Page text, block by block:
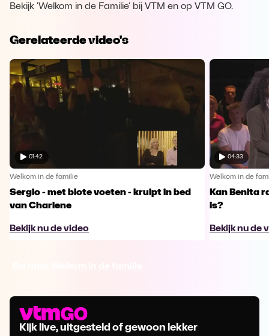
Bekijk 'Welkom in de Familie' bij VTM en op VTM GO.
Gerelateerde video's
01:42
Welkom in de familie
Sergio - met blote voeten - kruipt in bed
van Charlene
Bekijk nu de video
04:33
Welkom in de
Kan Benita
is?
Bekijk nu de
Kijk live, uitgesteld of gewoon lekker